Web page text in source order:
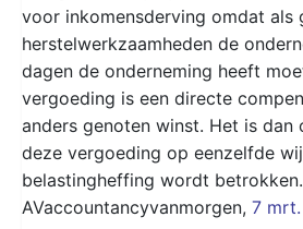
voor inkomensderving omdat als
herstelwerkzaamheden de
dagen de onderneming heeft
vergoeding is een directe
anders genoten winst. Het is dan
deze vergoeding op eenzelfde
belastingheffing wordt
AVaccountancyvanmorgen, 7